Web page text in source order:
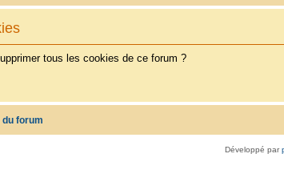
tous les cookies de ce forum ?
du forum
Développé par